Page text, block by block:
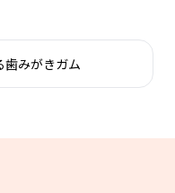
歯みがきガム